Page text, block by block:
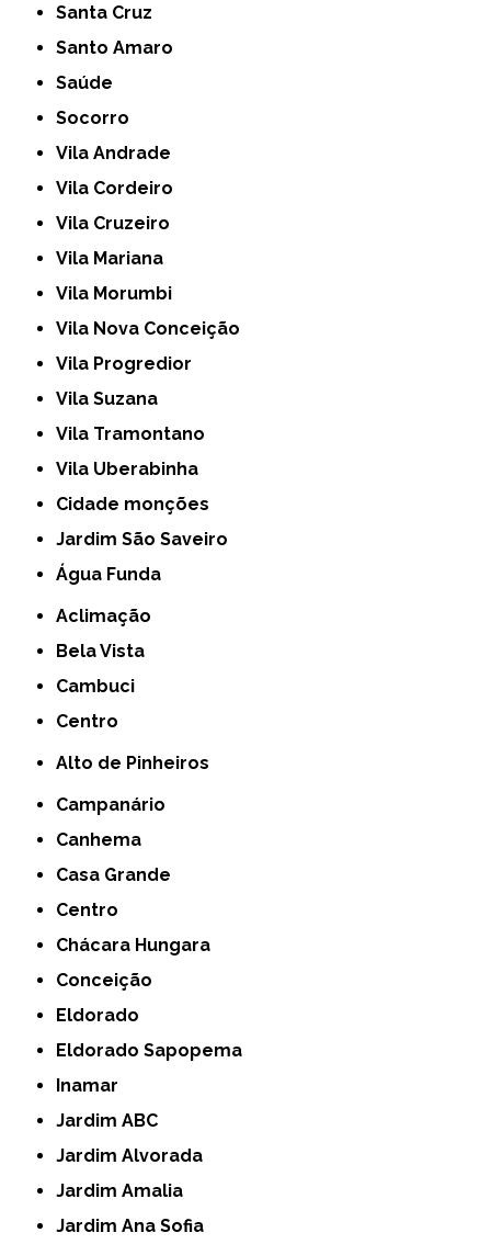
Santa Cruz
Santo Amaro
Saúde
Socorro
Vila Andrade
Vila Cordeiro
Vila Cruzeiro
Vila Mariana
Vila Morumbi
Vila Nova Conceição
Vila Progredior
Vila Suzana
Vila Tramontano
Vila Uberabinha
cidade monções
jardim São Saveiro
Água Funda
Aclimação
Bela Vista
Cambuci
Centro
Alto de Pinheiros
Campanário
Canhema
Casa Grande
Centro
Chácara Hungara
Conceição
Eldorado
Eldorado Sapopema
Inamar
Jardim ABC
Jardim Alvorada
Jardim Amalia
Jardim Ana Sofia